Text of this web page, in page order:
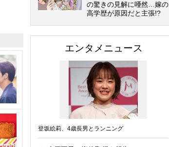
の驚きの見解に唖然…嫁の
高学歴が原因だと主張!?
エンタメニュース
登坂絵莉、4歳長男とランニング